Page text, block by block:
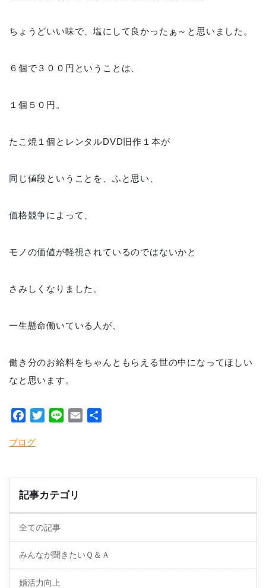
ちょうどいい味で、塩にして良かったぁ～と思いました。
６個で３００円ということは、
１個５０円。
たこ焼１個とレンタルDVD旧作１本が
同じ値段ということを、ふと思い、
価格競争によって、
モノの価値が軽視されているのではないかと
さみしくなりました。
一生懸命働いている人が、
働き分のお給料をちゃんともらえる世の中になってほしい
なと思います。
Facebook
TwitterLine Email
ブログ
記事カテゴリ
全ての記事
みんなが聞きたいＱ＆Ａ
婚活力向上